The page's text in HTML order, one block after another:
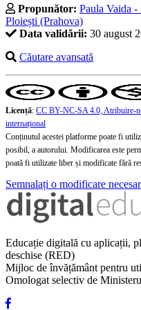
Propunător: Paula Vaida
Ploiești (Prahova)
Data validării: 30 august
Căutare avansată
Licență: CC BY-NC-SA 4.0, Atribuire-
internațional
Conținutul acestei platforme poate fi
posibil, a autorului. Modificarea este
poată fi utilizate liber și modificate fără
Semnalați o modificare
Educație digitală cu aplicații,
deschise (RED)
Mijloc de învățământ pentru
Omologat selectiv de